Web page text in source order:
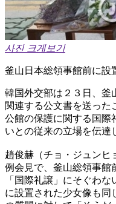
사진 크게보기
釜山日本総領事館前に設
韓国外交部は２３日、釜
関連する公文書を送った
公館の保護に関する国際
いとの従来の立場を伝達
趙俊赫（チョ・ジュンヒ
例会見で、釜山総領事館
「国際礼譲」にそぐわ
に設置された少女像も同